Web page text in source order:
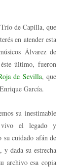
de Capilla, que
en atender esta
Álvarez de
último, fueron
de Sevilla, que
García.
su inestimable
vivo el legado y
su cuidado afán de
dada su estrecha
archivo esa copia